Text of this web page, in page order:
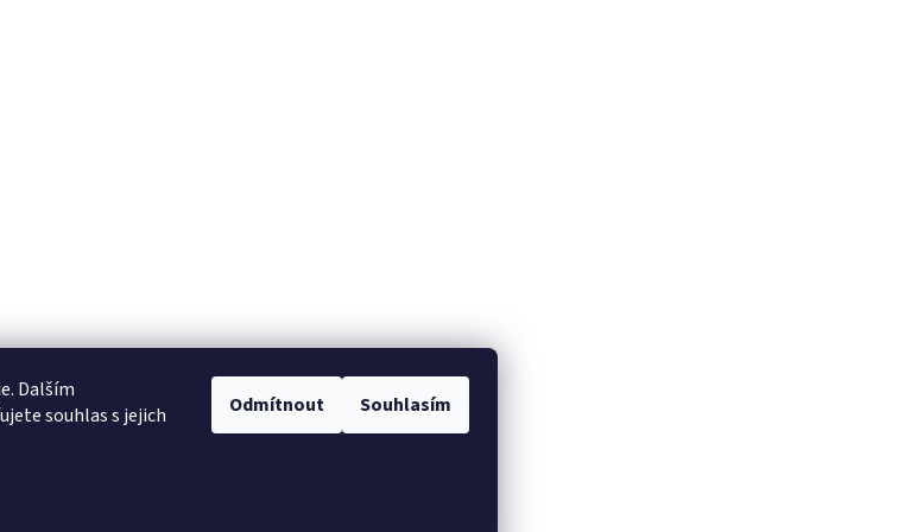
Dalším
souhlas s jejich
Odmítnout Souhlasím